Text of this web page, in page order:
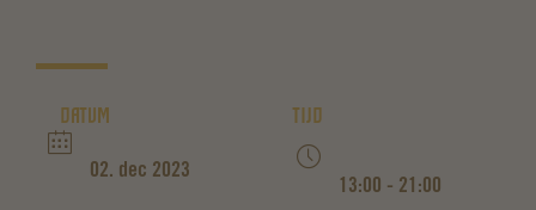
DATUM
02. dec 2023
TIJD
13:00 - 21:00